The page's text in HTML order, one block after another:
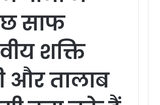
साफ
शक्ति
और तालाब